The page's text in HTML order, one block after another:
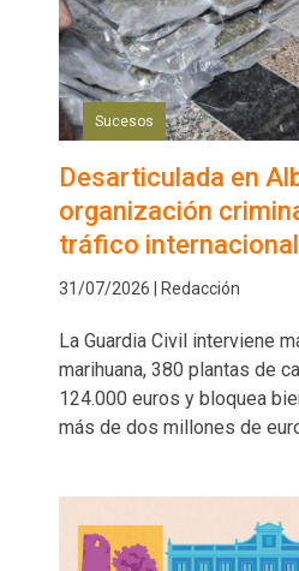
Sucesos
Desarticulada en
organización
tráfico
31/07/2026 | Redacción
La Guardia Civil interviene
marihuana, 380 plantas de
124.000 euros y bloquea
más de dos millones de